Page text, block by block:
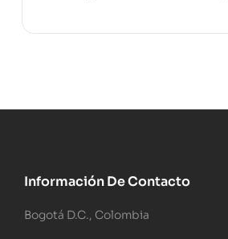
Información De Contacto
Bogotá D.C., Colombia